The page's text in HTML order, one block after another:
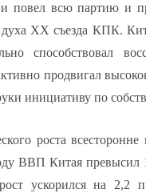
повел всю партию и
XX съезда КПК.
способствовал
продвигал
инициативу по
роста
ВВП Китая
ускорился на 2,2